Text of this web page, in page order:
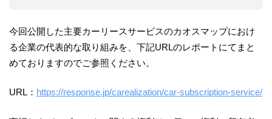
今回公開した主要カーリースサービスのカオスマップにおけ
る企業の代表的な取り組みを、下記URLのレポートにてまと
めておりますのでご参照ください。
URL： https://response.jp/carealization/car-subscription-service/